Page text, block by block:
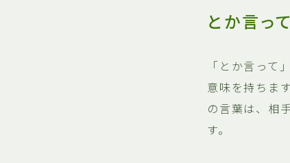
とか言って
「とか言って
意味を持ちま
の言葉は、相
す。